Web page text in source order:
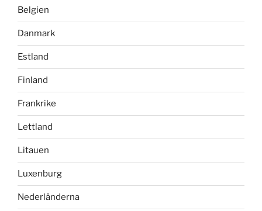
Belgien
Danmark
Estland
Finland
Frankrike
Lettland
Litauen
Luxenburg
Nederländerna